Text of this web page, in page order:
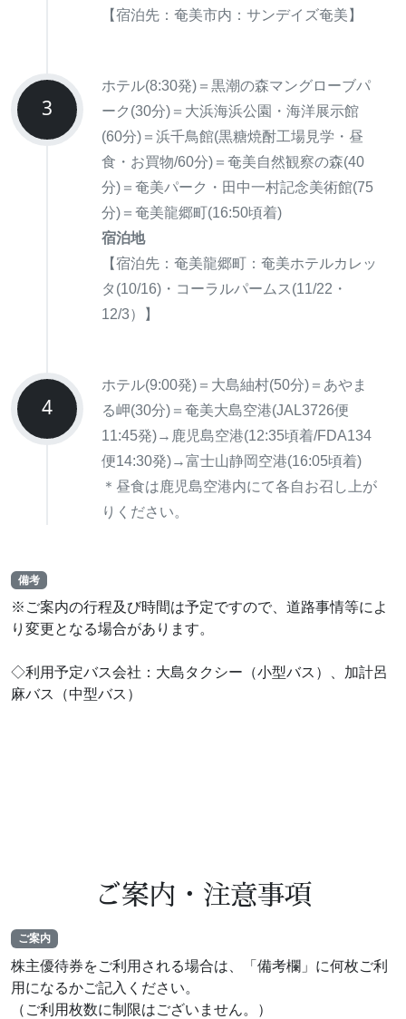
【宿泊先：奄美市内：サンデイズ奄美】
3
ホテル(8:30発)＝黒潮の森マングローブパ
ーク(30分)＝大浜海浜公園・海洋展示館
(60分)＝浜千鳥館(黒糖焼酎工場見学・昼
食・お買物/60分)＝奄美自然観察の森(40
分)＝奄美パーク・田中一村記念美術館(75
分)＝奄美龍郷町(16:50頃着)
宿泊地
【宿泊先：奄美龍郷町：奄美ホテルカレッ
タ(10/16)・コーラルパームス(11/22・
12/3）】
4
ホテル(9:00発)＝大島紬村(50分)＝あやま
る岬(30分)＝奄美大島空港(JAL3726便
11:45発)→鹿児島空港(12:35頃着/FDA134
便14:30発)→富士山静岡空港(16:05頃着)
＊昼食は鹿児島空港内にて各自お召し上が
りください。
備考
※ご案内の行程及び時間は予定ですので、道路事情等によ
り変更となる場合があります。
◇利用予定バス会社：大島タクシー（小型バス）、加計呂
麻バス（中型バス）
ご案内・注意事項
ご案内
株主優待券をご利用される場合は、「備考欄」に何枚ご利
用になるかご記入ください。
（ご利用枚数に制限はございません。）